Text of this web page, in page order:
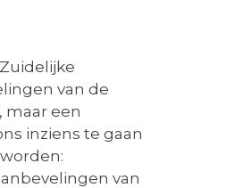
van de
maar een
inziens te gaan
van